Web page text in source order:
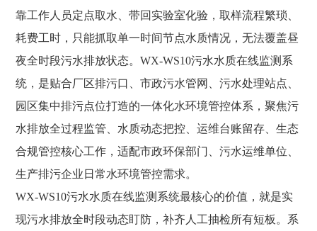
靠工作人员定点取水、带回实验室化验，取样流程繁琐、
耗费工时，只能抓取单一时间节点水质情况，无法覆盖昼
夜全时段污水排放状态。WX-WS10污水水质在线监测系
统 ，是贴合厂区排污口、市政污水管网、污水处理站点、
园区集中排污点位打造的一体化水环境管控体系，聚焦污
水排放全过程监管、水质动态把控、运维台账留存、生态
合规管控核心工作，适配市政环保部门、污水运维单位、
生产排污企业日常水环境管控需求。
WX-WS10污水水质在线监测系统最核心的价值，就是实
现污水排放全时段动态盯防，补齐人工抽检所有短板。系